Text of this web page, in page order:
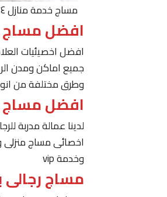
مساج خدمة منازل ٢٤ ساعة الكويت
افضل مساج
افضل اخصيئيات
جميع اماكن ومدن
وطرق مختلفة من
افضل مساج
لدينا عمالة مدربة
اخصائى مساج منزلى
وخدمة vip
مساج رجالى